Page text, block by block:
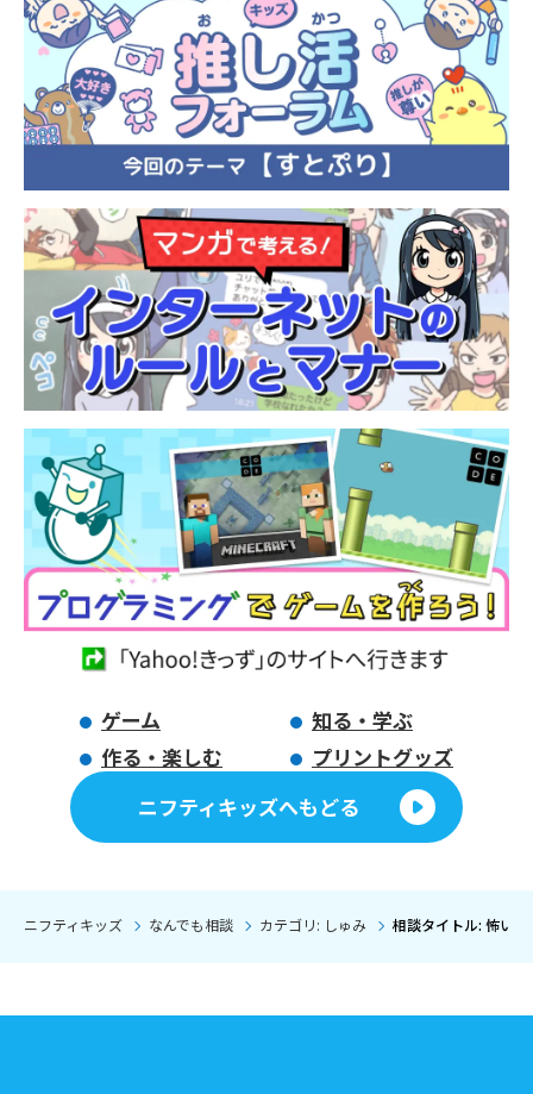
ゲーム
知る・学ぶ
作る・楽しむ
プリントグッズ
ニフティキッズへもどる
ニフティキッズ なんでも相談 カテゴリ: しゅみ 相談タイトル: 怖いボ